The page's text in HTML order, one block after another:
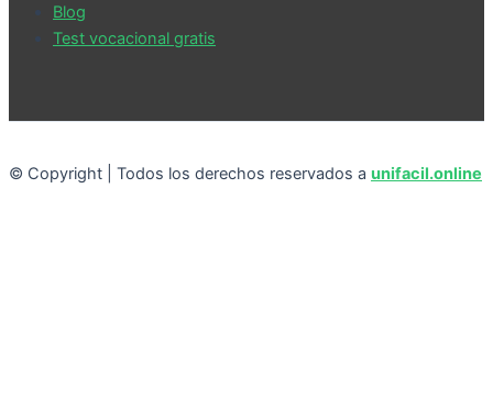
Blog
Test vocacional gratis
© Copyright | Todos los derechos reservados a unifacil.online